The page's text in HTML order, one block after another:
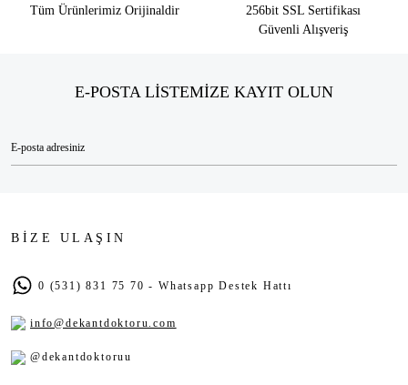
Tüm Ürünlerimiz Orijinaldir
256bit SSL Sertifikası
Güvenli Alışveriş
E-POSTA LİSTEMİZE KAYIT OLUN
BİZE ULAŞIN
0 (531) 831 75 70 - Whatsapp Destek Hattı
info@dekantdoktoru.com
@dekantdoktoruu